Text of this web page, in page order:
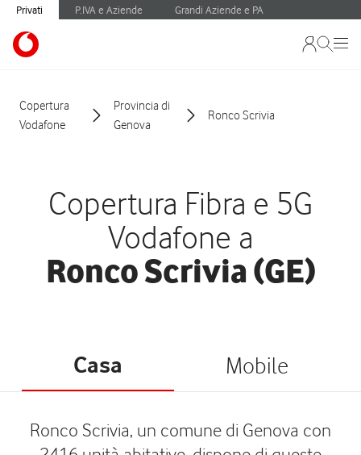
Privati P.IVA e Aziende Grandi Aziende e PA
Copertura
Vodafone
Provincia di
Genova
Ronco Scrivia
Copertura Fibra e 5G
Vodafone a
Ronco Scrivia (GE)
Casa Mobile
Ronco Scrivia, un comune di Genova con